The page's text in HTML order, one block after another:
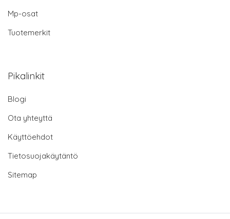
Mp-osat
Tuotemerkit
Pikalinkit
Blogi
Ota yhteyttä
Käyttöehdot
Tietosuojakäytäntö
Sitemap